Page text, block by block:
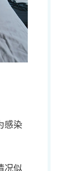
感染
况似